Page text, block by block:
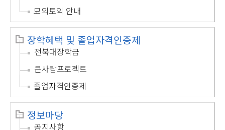
모의토익 안내
장학혜택 및 졸업자격인증제
전북대장학금
큰사람프로젝트
졸업자격인증제
정보마당
공지사항